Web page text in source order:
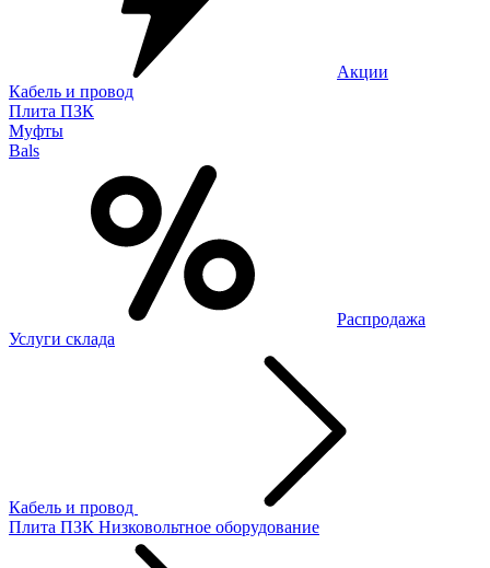
Акции
Кабель и провод
Плита ПЗК
Муфты
Bals
Распродажа
Услуги склада
Кабель и провод
Плита ПЗК Низковольтное оборудование